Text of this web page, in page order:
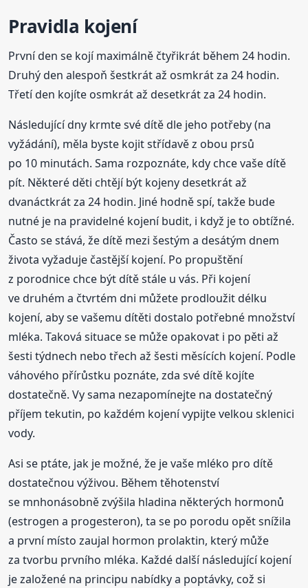
Pravidla kojení
První den se kojí maximálně čtyřikrát během 24 hodin.
Druhý den alespoň šestkrát až osmkrát za 24 hodin.
Třetí den kojíte osmkrát až desetkrát za 24 hodin.
Následující dny krmte své dítě dle jeho potřeby (na
vyžádání), měla byste kojit střídavě z obou prsů
po 10 minutách. Sama rozpoznáte, kdy chce vaše dítě
pít. Některé děti chtějí být kojeny desetkrát až
dvanáctkrát za 24 hodin. Jiné hodně spí, takže bude
nutné je na pravidelné kojení budit, i když je to obtížné.
Často se stává, že dítě mezi šestým a desátým dnem
života vyžaduje častější kojení. Po propuštění
z porodnice chce být dítě stále u vás. Při kojení
ve druhém a čtvrtém dni můžete prodloužit délku
kojení, aby se vašemu dítěti dostalo potřebné množství
mléka. Taková situace se může opakovat i po pěti až
šesti týdnech nebo třech až šesti měsících kojení. Podle
váhového přírůstku poznáte, zda své dítě kojíte
dostatečně. Vy sama nezapomínejte na dostatečný
příjem tekutin, po každém kojení vypijte velkou sklenici
vody.
Asi se ptáte, jak je možné, že je vaše mléko pro dítě
dostatečnou výživou. Během těhotenství
se mnhonásobně zvýšila hladina některých hormonů
(estrogen a progesteron), ta se po porodu opět snížila
a první místo zaujal hormon prolaktin, který může
za tvorbu prvního mléka. Každé další následující kojení
je založené na principu nabídky a poptávky, což si